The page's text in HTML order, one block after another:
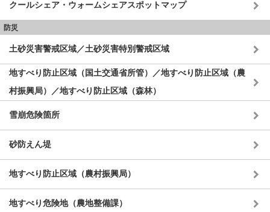
クールシェア・ウォームシェアスポットマップ
防災
土砂災害警戒区域／土砂災害特別警戒区域
地すべり防止区域（国土交通省所管）／地すべり防止区域（農
村振興局）／地すべり防止区域（森林）
雪崩危険箇所
砂防えん堤
地すべり防止区域（農村振興局）
地すべり危険地（農地整備課）